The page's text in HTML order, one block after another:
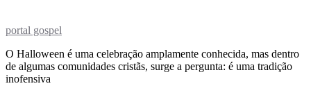
portal gospel
O Halloween é uma celebração amplamente conhecida, mas dentro
de algumas comunidades cristãs, surge a pergunta: é uma tradição
inofensiva